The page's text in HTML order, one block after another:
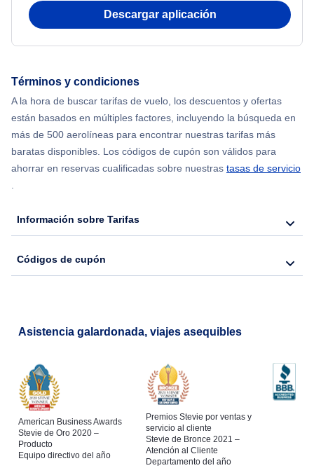
Descargar aplicación
Términos y condiciones
A la hora de buscar tarifas de vuelo, los descuentos y ofertas
están basados en múltiples factores, incluyendo la búsqueda en
más de 500 aerolíneas para encontrar nuestras tarifas más
baratas disponibles. Los códigos de cupón son válidos para
ahorrar en reservas cualificadas sobre nuestras tasas de servicio
.
Información sobre Tarifas
Códigos de cupón
Asistencia galardonada, viajes asequibles
American Business Awards
Stevie de Oro 2020 –
Producto
Equipo directivo del año
Premios Stevie por ventas y
servicio al cliente
Stevie de Bronce 2021 –
Atención al Cliente
Departamento del año